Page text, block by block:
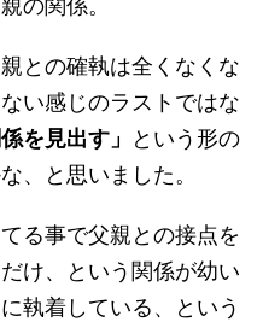
の関係。
との確執は全くなくな
い感じのラストではな
を見出す」
という形の
、と思いました。
る事で父親との接点を
け、という関係が幼い
執着している、という